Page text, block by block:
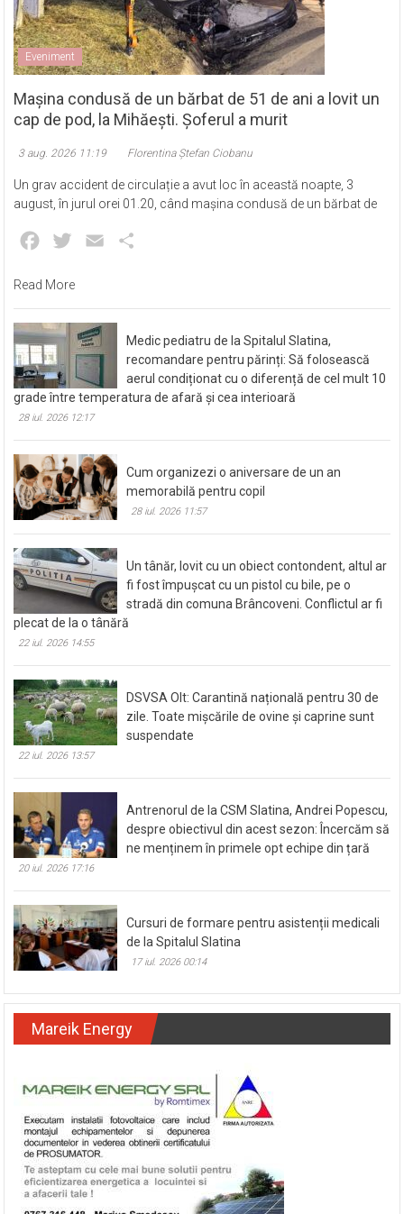
Eveniment
Mașina condusă de un bărbat de 51 de ani a lovit un
cap de pod, la Mihăești. Șoferul a murit
3 aug. 2026 11:19 Florentina Ștefan Ciobanu
Un grav accident de circulație a avut loc în această noapte, 3
august, în jurul orei 01.20, când mașina condusă de un bărbat de
Facebook
Twitter Email
Read More
Medic pediatru de la Spitalul Slatina,
recomandare pentru părinți: Să folosească
aerul condiționat cu o diferență de cel mult 10
grade între temperatura de afară și cea interioară
28 iul. 2026 12:17
Cum organizezi o aniversare de un an
memorabilă pentru copil
28 iul. 2026 11:57
Un tânăr, lovit cu un obiect contondent, altul ar
fi fost împușcat cu un pistol cu bile, pe o
stradă din comuna Brâncoveni. Conflictul ar fi
plecat de la o tânără
22 iul. 2026 14:55
DSVSA Olt: Carantină națională pentru 30 de
zile. Toate mișcările de ovine și caprine sunt
suspendate
22 iul. 2026 13:57
Antrenorul de la CSM Slatina, Andrei Popescu,
despre obiectivul din acest sezon: Încercăm să
ne menținem în primele opt echipe din țară
20 iul. 2026 17:16
Cursuri de formare pentru asistenții medicali
de la Spitalul Slatina
17 iul. 2026 00:14
Mareik Energy